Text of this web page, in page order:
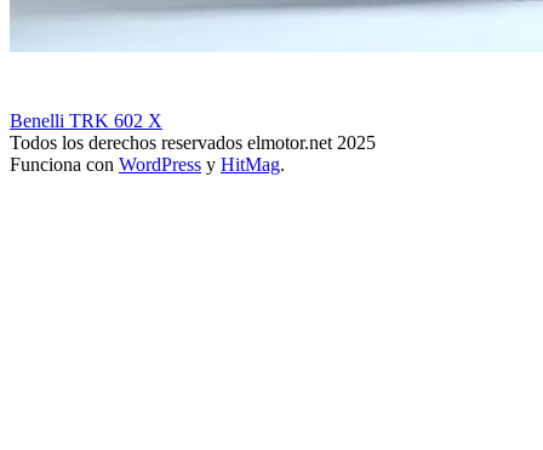
Benelli TRK 602 X
Todos los derechos reservados elmotor.net 2025
Funciona con WordPress y HitMag.